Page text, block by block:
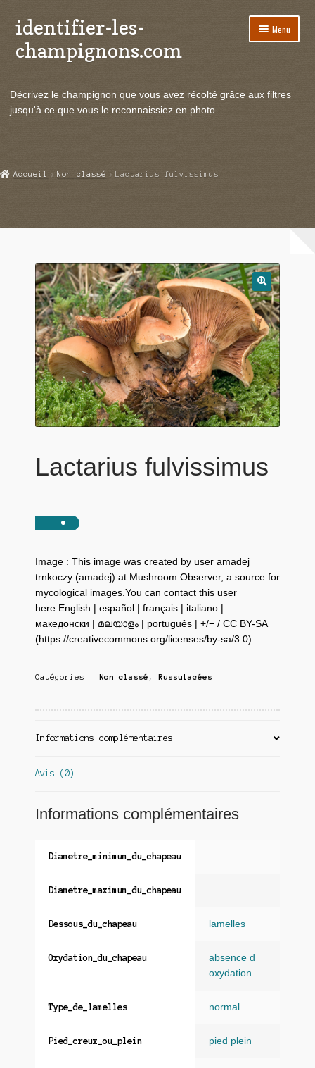
Aller
à
la
Aller
au
contenu
identifier-les-
champignons.com
Menu
le
Actualités
Echanges et contacts
Décrivez le champignon que vous avez récolté grâce aux filtres
jusqu'à ce que vous le reconnaissiez en photo.
Accueil Non classé Lactarius fulvissimus
Lactarius fulvissimus
Image : This image was created by user amadej
trnkoczy (amadej) at Mushroom Observer, a source for
mycological images.You can contact this user
here.English | español | français | italiano |
македонски | മലയാളം | português | +/− / CC BY-SA
(https://creativecommons.org/licenses/by-sa/3.0)
Catégories : Non classé , Russulacées
Informations complémentaires
Avis (0)
Informations complémentaires
Diametre_minimum_du_chapeau
Diametre_maximum_du_chapeau
Dessous_du_chapeau lamelles
Oxydation_du_chapeau
absence d
oxydation
Type_de_lamelles normal
Pied_creux_ou_plein pied plein